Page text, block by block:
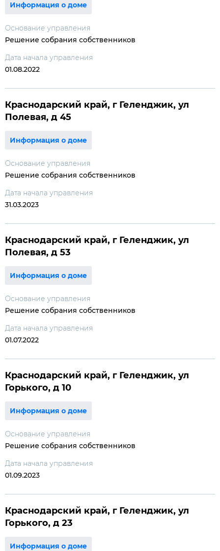
Информация о доме
Основание управления
Решение собрания собственников
Дата начала управления
01.08.2022
Краснодарский край, г Геленджик, ул
Полевая, д 45
Информация о доме
Основание управления
Решение собрания собственников
Дата начала управления
31.03.2023
Краснодарский край, г Геленджик, ул
Полевая, д 53
Информация о доме
Основание управления
Решение собрания собственников
Дата начала управления
01.07.2022
Краснодарский край, г Геленджик, ул
Горького, д 10
Информация о доме
Основание управления
Решение собрания собственников
Дата начала управления
01.09.2023
Краснодарский край, г Геленджик, ул
Горького, д 23
Информация о доме